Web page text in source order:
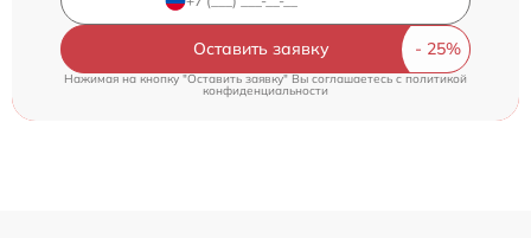
Оставить заявку
Нажимая на кнопку "Оставить заявку" Вы соглашаетесь cполитикой
конфиденциальности